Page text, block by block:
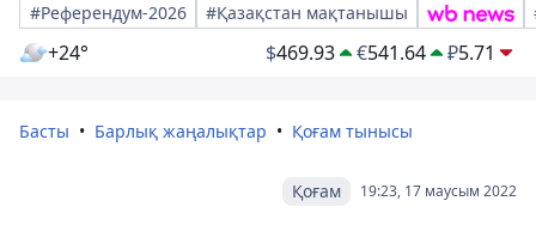
#Референдум-2026
#Қазақстан мақтанышы
+24° $469.93 €541.64 ₽5.71
Басты Барлық жаңалықтар Қоғам тынысы
19:23, 17 маусым 2022
Қоғам